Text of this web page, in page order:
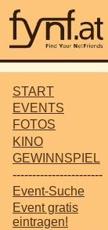
START
EVENTS
FOTOS
KINO
GEWINNSPIEL
-----------------------
Event-Suche
Event gratis
eintragen!